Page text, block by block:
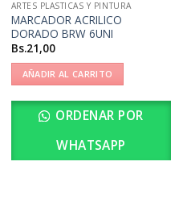
ARTES PLASTICAS Y PINTURA
MARCADOR ACRILICO
DORADO BRW 6UNI
Bs.21,00
AÑADIR AL CARRITO
ORDENAR POR
WHATSAPP